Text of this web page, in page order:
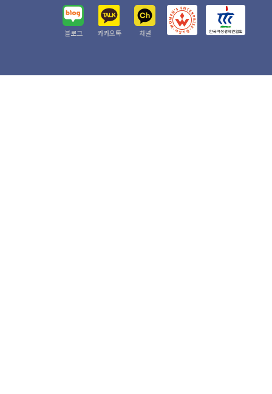
블로그 카카오톡 채널